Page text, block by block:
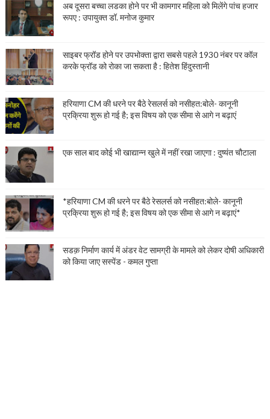
अब दूसरा बच्चा लडका होने पर भी कामगार महिला को मिलेंगे पांच हजार
रूपए : उपायुक्त डॉ. मनोज कुमार
साइबर फ्रॉड होने पर उपभोक्ता द्वारा सबसे पहले 1930 नंबर पर कॉल
करके फ्रॉड को रोका जा सकता है : हितेश हिंदुस्तानी
हरियाणा CM की धरने पर बैठे रेसलर्स को नसीहत:बोले- कानूनी
प्रक्रिया शुरू हो गई है; इस विषय को एक सीमा से आगे न बढ़ाएं
एक साल बाद कोई भी खाद्यान्न खुले में नहीं रखा जाएगा : दुष्यंत चौटाला
*हरियाणा CM की धरने पर बैठे रेसलर्स को नसीहत:बोले- कानूनी
प्रक्रिया शुरू हो गई है; इस विषय को एक सीमा से आगे न बढ़ाएं*
सडक़ निर्माण कार्य में अंडर वेट सामग्री के मामले को लेकर दोषी अधिकारी
को किया जाए सस्पेंड - कमल गुप्ता